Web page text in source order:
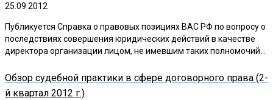
25.09.2012
Публикуется Справка о правовых позициях ВАС РФ по вопросу о
последствиях совершения юридических действий в качестве
директора организации лицом, не имевшим таких полномочий…
Обзор судебной практики в сфере договорного права (2-
й квартал 2012 г.)